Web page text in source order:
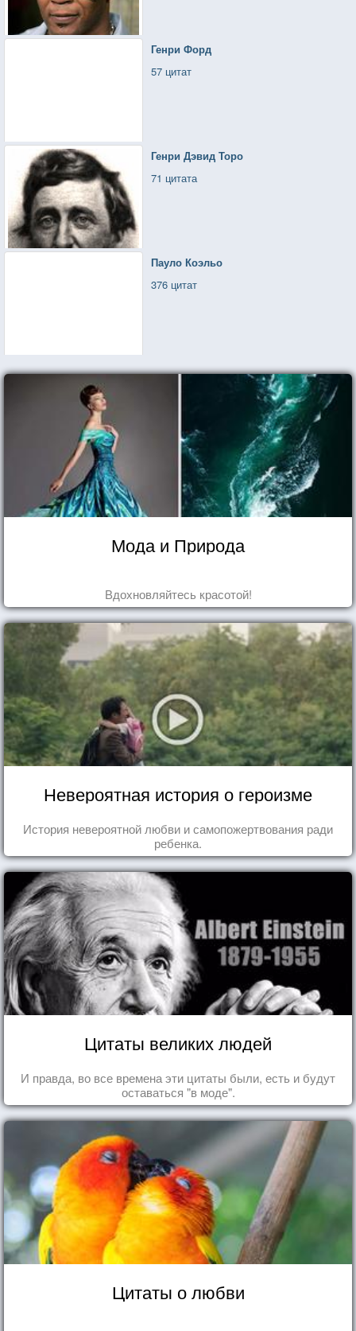
Генри Форд
57 цитат
Генри Дэвид Торо
71 цитата
Пауло Коэльо
376 цитат
Мода и Природа
Вдохновляйтесь красотой!
Невероятная история о героизме
История невероятной любви и самопожертвования ради
ребенка.
Цитаты великих людей
И правда, во все времена эти цитаты были, есть и будут
оставаться "в моде".
Цитаты о любви